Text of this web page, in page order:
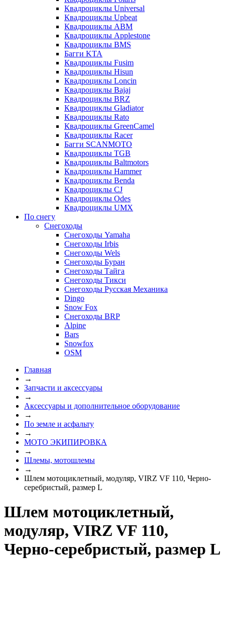
Квадроциклы Universal
Квадроциклы Upbeat
Квадроциклы ABM
Квадроциклы Applestone
Квадроциклы BMS
Багги KTA
Квадроциклы Fusim
Квадроциклы Hisun
Квадроциклы Loncin
Квадроциклы Bajaj
Квадроциклы BRZ
Квадроциклы Gladiator
Квадроциклы Rato
Квадроциклы GreenCamel
Квадроциклы Racer
Багги SCANMOTO
Квадроциклы TGB
Квадроциклы Baltmotors
Квадроциклы Hammer
Квадроциклы Benda
Квадроциклы CJ
Квадроциклы Odes
Квадроциклы UMX
По снегу
Снегоходы
Снегоходы Yamaha
Снегоходы Irbis
Снегоходы Wels
Снегоходы Буран
Снегоходы Тайга
Снегоходы Тикси
Снегоходы Русская Механика
Dingo
Snow Fox
Снегоходы BRP
Alpine
Bars
Snowfox
OSM
Главная
→
Запчасти и аксессуары
→
Аксессуары и дополнительное оборудование
→
По земле и асфальту
→
МОТО ЭКИПИРОВКА
→
Шлемы, мотошлемы
→
Шлем мотоциклетный, модуляр, VIRZ VF 110, Черно-
серебристый, размер L
Шлем мотоциклетный,
модуляр, VIRZ VF 110,
Черно-серебристый, размер L